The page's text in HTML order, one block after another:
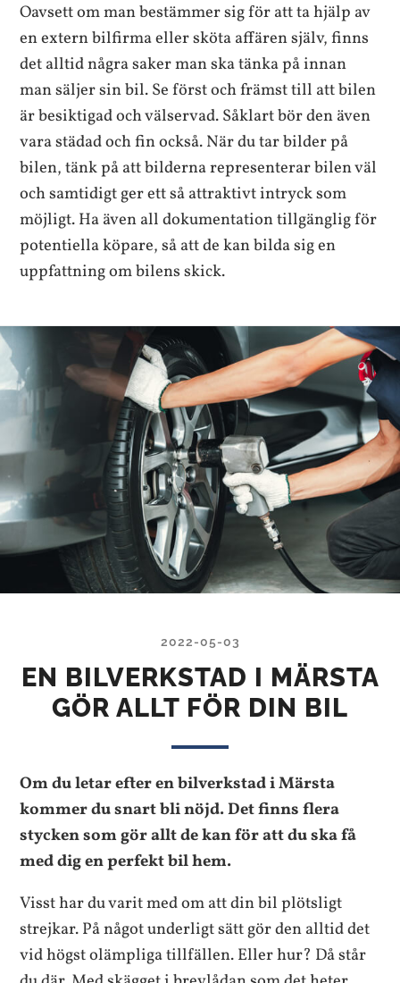
Oavsett om man bestämmer sig för att ta hjälp av
en extern bilfirma eller sköta affären själv, finns
det alltid några saker man ska tänka på innan
man säljer sin bil. Se först och främst till att bilen
är besiktigad och välservad. Såklart bör den även
vara städad och fin också. När du tar bilder på
bilen, tänk på att bilderna representerar bilen väl
och samtidigt ger ett så attraktivt intryck som
möjligt. Ha även all dokumentation tillgänglig för
potentiella köpare, så att de kan bilda sig en
uppfattning om bilens skick.
2022-05-03
EN BILVERKSTAD I MÄRSTA
GÖR ALLT FÖR DIN BIL
Om du letar efter en bilverkstad i Märsta
kommer du snart bli nöjd. Det finns flera
stycken som gör allt de kan för att du ska få
med dig en perfekt bil hem.
Visst har du varit med om att din bil plötsligt
strejkar. På något underligt sätt gör den alltid det
vid högst olämpliga tillfällen. Eller hur? Då står